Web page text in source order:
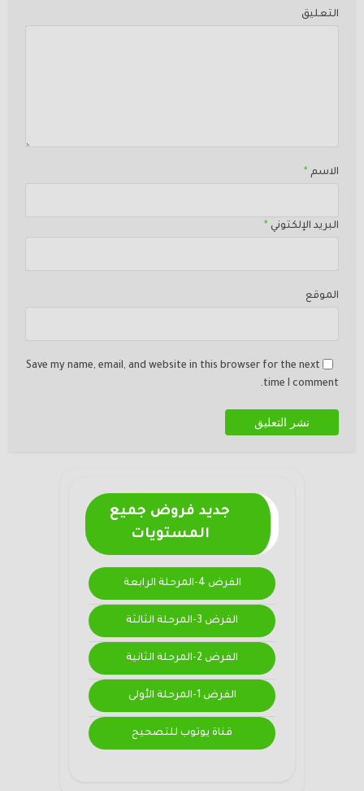
التعليق
الاسم *
البريد الإلكتوني *
الموقع
Save my name, email, and website in this browser for the next
time I comment.
جديد فروض جميع
المستويات
الفرض 4-المرحلة الرابعة
الفرض 3-المرحلة الثالثة
الفرض 2-المرحلة الثانية
الفرض 1-المرحلة الأولى
قناة يوتوب للتصحيح